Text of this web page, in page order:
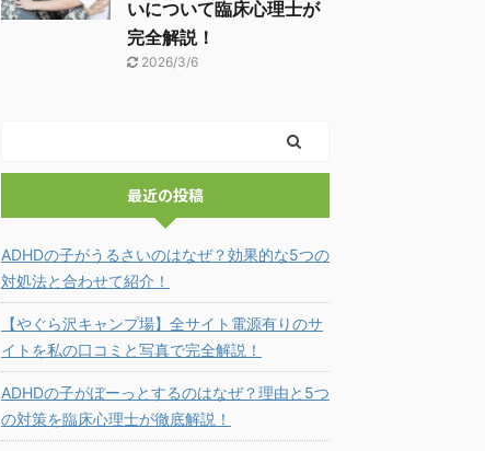
いについて臨床心理士が
完全解説！
2026/3/6
最近の投稿
ADHDの子がうるさいのはなぜ？効果的な5つの
対処法と合わせて紹介！
【やぐら沢キャンプ場】全サイト電源有りのサ
イトを私の口コミと写真で完全解説！
ADHDの子がぼーっとするのはなぜ？理由と5つ
の対策を臨床心理士が徹底解説！